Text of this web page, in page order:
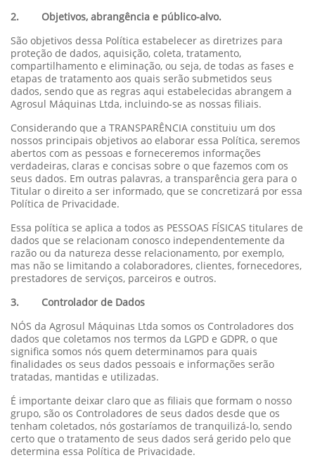
2. Objetivos, abrangência e público-alvo.
São objetivos dessa Política estabelecer as diretrizes para
proteção de dados, aquisição, coleta, tratamento,
compartilhamento e eliminação, ou seja, de todas as fases e
etapas de tratamento aos quais serão submetidos seus
dados, sendo que as regras aqui estabelecidas abrangem a
Agrosul Máquinas Ltda, incluindo-se as nossas filiais.
Considerando que a TRANSPARÊNCIA constituiu um dos
nossos principais objetivos ao elaborar essa Política, seremos
abertos com as pessoas e forneceremos informações
verdadeiras, claras e concisas sobre o que fazemos com os
seus dados. Em outras palavras, a transparência gera para o
Titular o direito a ser informado, que se concretizará por essa
Política de Privacidade.
Essa política se aplica a todos as PESSOAS FÍSICAS titulares de
dados que se relacionam conosco independentemente da
razão ou da natureza desse relacionamento, por exemplo,
mas não se limitando a colaboradores, clientes, fornecedores,
prestadores de serviços, parceiros e outros.
3. Controlador de Dados
NÓS da Agrosul Máquinas Ltda somos os Controladores dos
dados que coletamos nos termos da LGPD e GDPR, o que
significa somos nós quem determinamos para quais
finalidades os seus dados pessoais e informações serão
tratadas, mantidas e utilizadas.
É importante deixar claro que as filiais que formam o nosso
grupo, são os Controladores de seus dados desde que os
tenham coletados, nós gostaríamos de tranquilizá-lo, sendo
certo que o tratamento de seus dados será gerido pelo que
determina essa Política de Privacidade.